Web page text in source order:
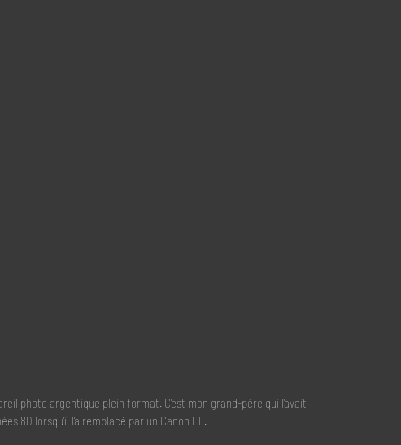
photo argentique plein format. C’est mon grand-père qui l’avait
80 lorsqu’il l’a remplacé par un Canon EF.